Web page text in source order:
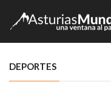
DEPORTES